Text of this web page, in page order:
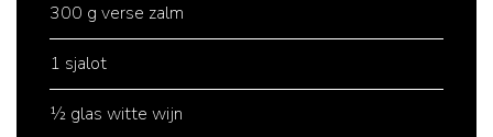
300 g verse zalm
1 sjalot
½ glas witte wijn